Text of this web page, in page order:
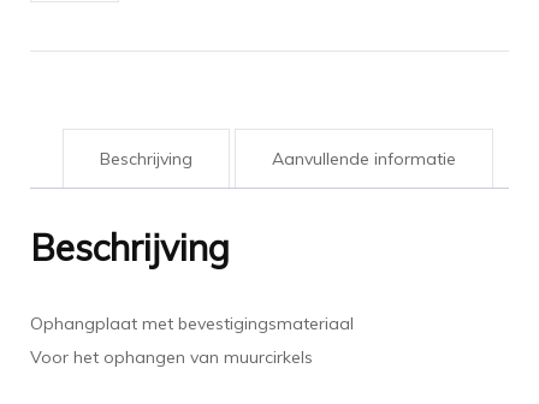
Beschrijving Aanvullende informatie
Beschrijving
Ophangplaat met bevestigingsmateriaal
Voor het ophangen van muurcirkels